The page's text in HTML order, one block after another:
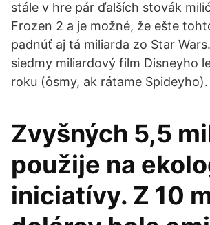
stále v hre pár ďalších stovák
Frozen 2 a je možné, že ešte
padnúť aj tá miliarda zo Star
siedmy miliardový film Disneyho
roku (ôsmy, ak rátame Spideyho).
Zvyšných 5,5
použije na
iniciatívy. Z 10